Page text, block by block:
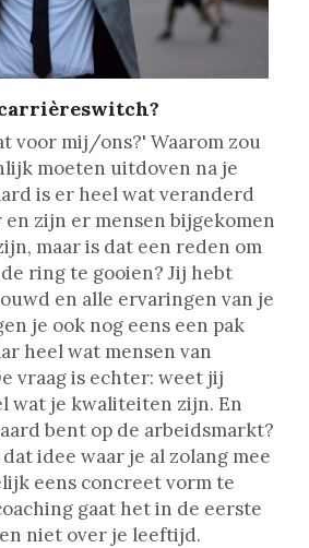
voor mij/ons?' Waarom zou
moeten uitdoven na je
is er heel wat veranderd
zijn er mensen bijgekomen
maar is dat een reden om
ring te gooien? Jij hebt
en alle ervaringen van je
je ook nog eens een pak
heel wat mensen van
vraag is echter: weet jij
wat je kwaliteiten zijn. En
bent op de arbeidsmarkt?
idee waar je al zolang mee
eens concreet vorm te
gaat het in de eerste
niet over je leeftijd.